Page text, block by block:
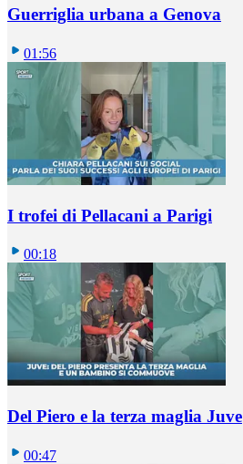
Guerriglia urbana a Genova
01:56
I trofei di Pellacani a Parigi
00:18
Del Piero e la terza maglia Juve
00:47